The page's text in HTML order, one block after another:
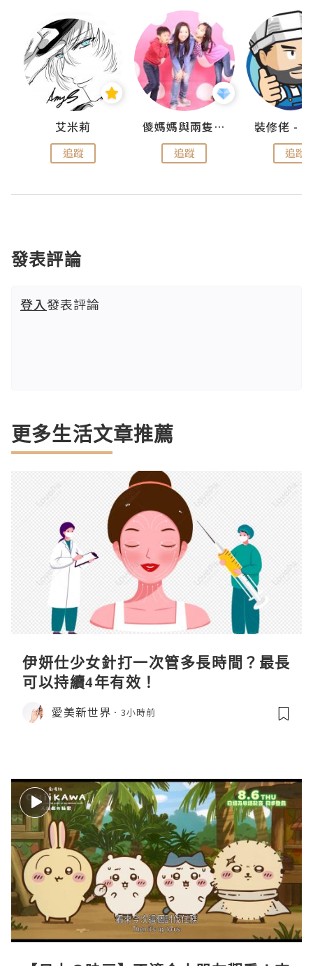
艾米莉
追蹤
儍媽媽與兩隻小魔怪之家
追蹤 追蹤
發表評論
登入發表評論
更多生活文章推薦
伊妍仕少女針打一次管多長時間？最長
可以持續4年有效！
愛美新世界 3小時前